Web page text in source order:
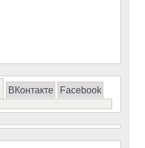
ВКонтакте Facebook